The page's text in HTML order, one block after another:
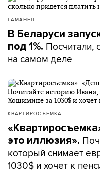
ГАМАНЕЦ
В Беларуси
под 1%. Посчитали,
на самом деле
КВАРТИРОСЪЕМКА
это иллюзия».
который снимает
1030$ и хочет к